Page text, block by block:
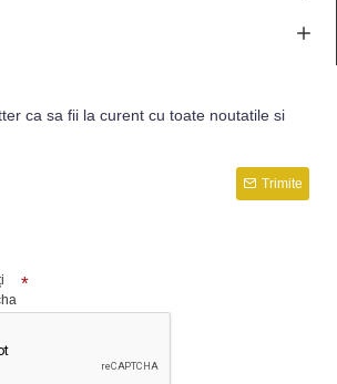
ca sa fii la curent cu toate noutatile si
Trimite